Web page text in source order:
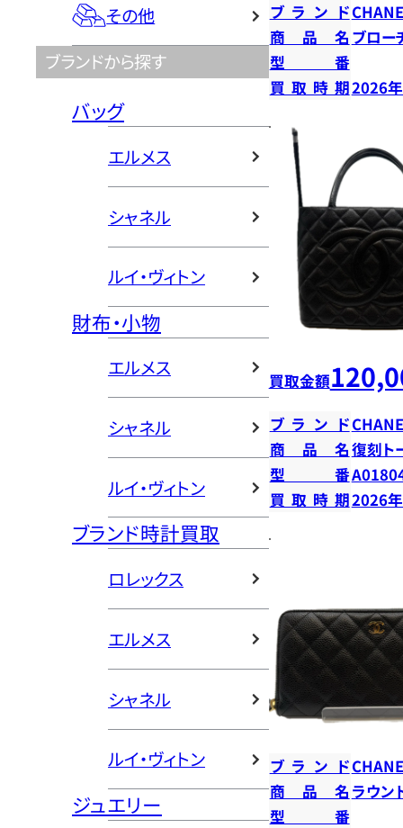
その他
ブランドから探す
バッグ
エルメス
シャネル
ルイ・ヴィトン
財布・小物
エルメス
シャネル
ルイ・ヴィトン
ブランド時計買取
ロレックス
エルメス
シャネル
ルイ・ヴィトン
ジュエリー
ブランド
商品名 ブロー
型番
買取時期2026
買取金額
ブランド
商品名復刻ト
型番
買取時期2026
ブランド
商品名 ラウン
型番